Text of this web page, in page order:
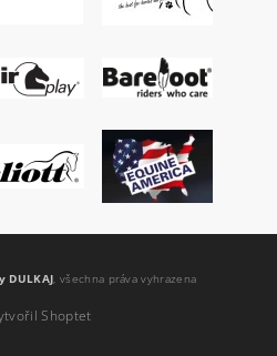
DULKAJ, všechna práva vyhrazena
Shoptet